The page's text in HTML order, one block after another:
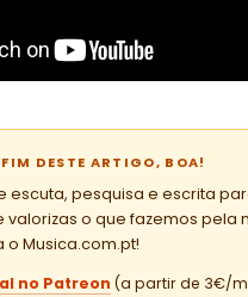
DESTE ARTIGO, BOA!
escuta, pesquisa e escrita
valorizas o que fazemos pela
Musica.com.pt!
no Patreon (a partir de 3€/